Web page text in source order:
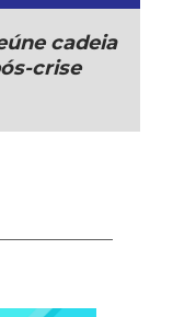
cadeia
crise